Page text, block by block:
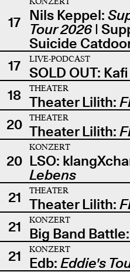
17 Nils Keppel:
Tour 2026|
Suicide
17
LIVE-PODCAST
SOLD OUT:
18
THEATER
Theater Lilith:
20
THEATER
Theater Lilith:
20
KONZERT
LSO:
Lebens
21
THEATER
Theater Lilith:
21
KONZERT
Big Band
21
KONZERT
Edb: Eddie's